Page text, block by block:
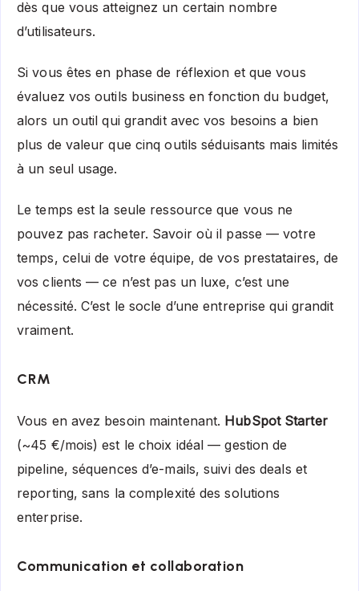
dès que vous atteignez un certain nombre
d’utilisateurs.
Si vous êtes en phase de réflexion et que vous
évaluez vos outils business en fonction du budget,
alors un outil qui grandit avec vos besoins a bien
plus de valeur que cinq outils séduisants mais limités
à un seul usage.
Le temps est la seule ressource que vous ne
pouvez pas racheter. Savoir où il passe — votre
temps, celui de votre équipe, de vos prestataires, de
vos clients — ce n’est pas un luxe, c’est une
nécessité. C’est le socle d’une entreprise qui grandit
vraiment.
CRM
Vous en avez besoin maintenant. HubSpot Starter
(~45 €/mois) est le choix idéal — gestion de
pipeline, séquences d’e-mails, suivi des deals et
reporting, sans la complexité des solutions
enterprise.
Communication et collaboration